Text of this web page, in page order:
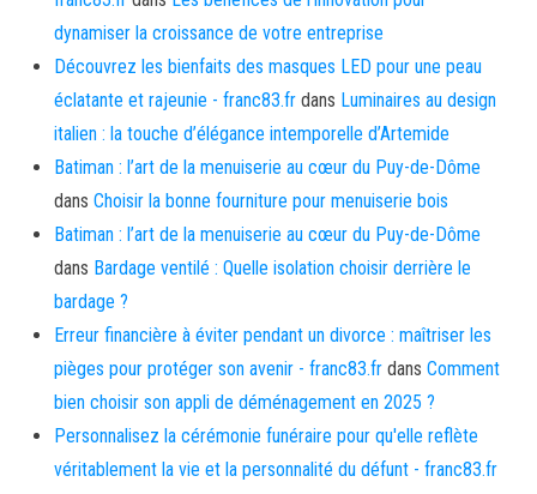
dynamiser la croissance de votre entreprise
Découvrez les bienfaits des masques LED pour une peau
éclatante et rajeunie - franc83.fr dans Luminaires au design
italien : la touche d’élégance intemporelle d’Artemide
Batiman : l’art de la menuiserie au cœur du Puy-de-Dôme
dans Choisir la bonne fourniture pour menuiserie bois
Batiman : l’art de la menuiserie au cœur du Puy-de-Dôme
dans Bardage ventilé : Quelle isolation choisir derrière le
bardage ?
Erreur financière à éviter pendant un divorce : maîtriser les
pièges pour protéger son avenir - franc83.fr dans Comment
bien choisir son appli de déménagement en 2025 ?
Personnalisez la cérémonie funéraire pour qu'elle reflète
véritablement la vie et la personnalité du défunt - franc83.fr